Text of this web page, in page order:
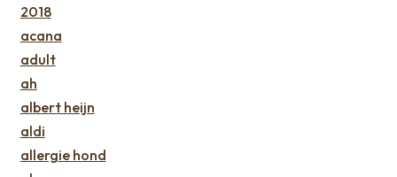
2018
acana
adult
ah
albert heijn
aldi
allergie hond